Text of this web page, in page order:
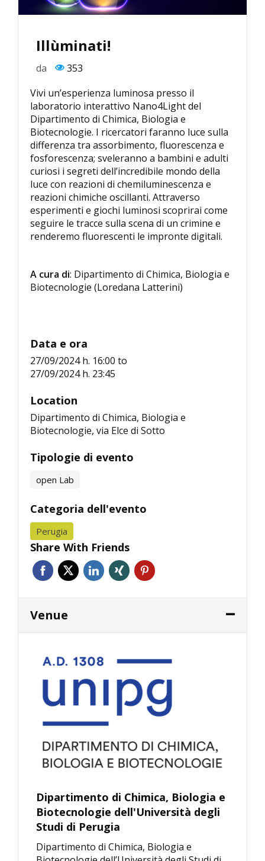
Illùminati!
da
353
Vivi un’esperienza luminosa presso il
laboratorio interattivo Nano4Light del
Dipartimento di Chimica, Biologia e
Biotecnologie. I ricercatori faranno luce sulla
differenza tra assorbimento, fluorescenza e
fosforescenza; sveleranno a bambini e adulti
curiosi i segreti dell’incredibile mondo della
luce con reazioni di chemiluminescenza e
reazioni chimiche oscillanti. Attraverso
esperimenti e giochi luminosi scoprirai come
seguire le tracce sulla scena di un crimine e
renderemo fluorescenti le impronte digitali.
A cura di: Dipartimento di Chimica, Biologia e
Biotecnologie (Loredana Latterini)
Data e ora
27/09/2024 h. 16:00 to
27/09/2024 h. 23:45
Location
Dipartimento di Chimica, Biologia e
Biotecnologie, via Elce di Sotto
Tipologie di evento
open Lab
Categoria dell'evento
Perugia
Share With Friends
Venue
Dipartimento di Chimica, Biologia e
Biotecnologie dell'Università degli
Studi di Perugia
Dipartimento di Chimica, Biologia e